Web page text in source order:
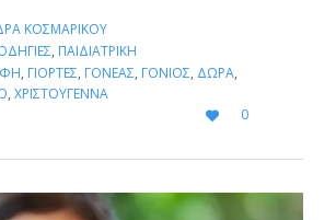
ΚΟΣΜΑΡΊΚΟΥ
, ΠΑΙΔΙΑΤΡΙΚΉ
, ΓΙΟΡΤΈΣ, ΓΟΝΈΑΣ, ΓΟΝΙΌΣ, ΔΏΡΑ,
, ΧΡΙΣΤΟΎΓΕΝΝΑ

LOVE
IT
0